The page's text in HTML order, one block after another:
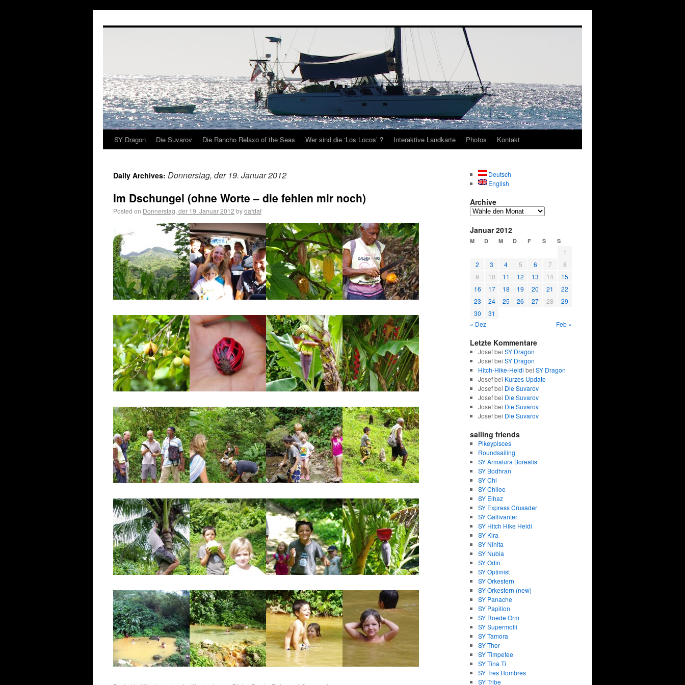
SY Dragon Die Suvarov Die Rancho Relaxo of the Seas Wer sind die ‘Los Locos’ ? Interaktive Landkarte Photos Kontakt
Daily Archives: Donnerstag, der 19. Januar 2012
Im Dschungel (ohne Worte – die fehlen mir noch)
Posted on Donnerstag, der 19. Januar 2012 bydafdaf
Deutsch
English
Archive
Januar 2012
M D M D F S S
« Dez Feb »
1
2
3 4 5 6 7
8
9
10 11 12 13 14
15
16
17 18 19 20 21
22
23
24 25 26 27 28
29
30
31
Letzte Kommentare
Josef bei SY Dragon
Josef bei SY Dragon
Hitch-Hike-Heidi bei SY Dragon
Josef bei Kurzes Update
Josef bei Die Suvarov
Josef bei Die Suvarov
Josef bei Die Suvarov
Josef bei Die Suvarov
sailing friends
Pikeypisces
Roundsailing
SY Armatura Borealis
SY Bodhran
SY Chi
SY Chiloe
SY Elhaz
SY Express Crusader
SY Gallivanter
SY Hitch Hike Heidi
SY Kira
SY Ninita
SY Nubia
SY Odin
SY Optimist
SY Orkestern
SY Orkestern (new)
SY Panache
SY Papillon
SY Roede Orm
SY Supermolli
SY Tamora
SY Thor
SY Timpetee
SY Tina Ti
SY Tres Hombres
SY Tribe